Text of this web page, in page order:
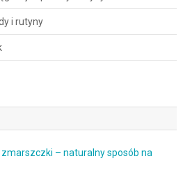
i rutyny
zmarszczki – naturalny sposób na